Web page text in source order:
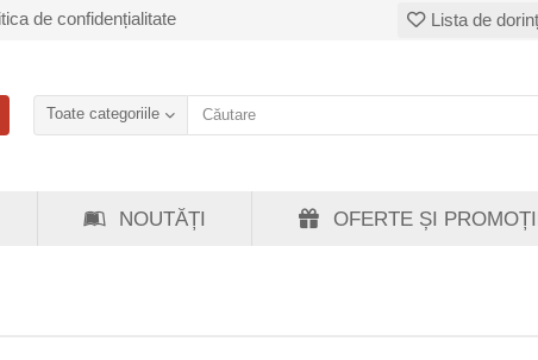
de confidențialitate Lista de
Toate categoriile
NOUTĂȚI OFERTE ȘI